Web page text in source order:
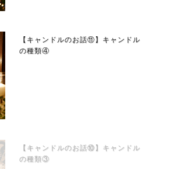
【キャンドルのお話⑪】キャンドル
の種類④
【キャンドルのお話⑩】キャンドル
の種類③